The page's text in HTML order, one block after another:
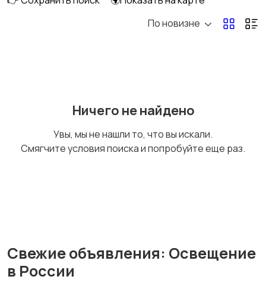
Подставки и тумбы
Охрана и
По новизне
Ничего не найдено
Увы, мы не нашли то, что вы искали.
Смягчите условия поиска и попробуйте еще раз.
Свежие объявления: Освещение
в России